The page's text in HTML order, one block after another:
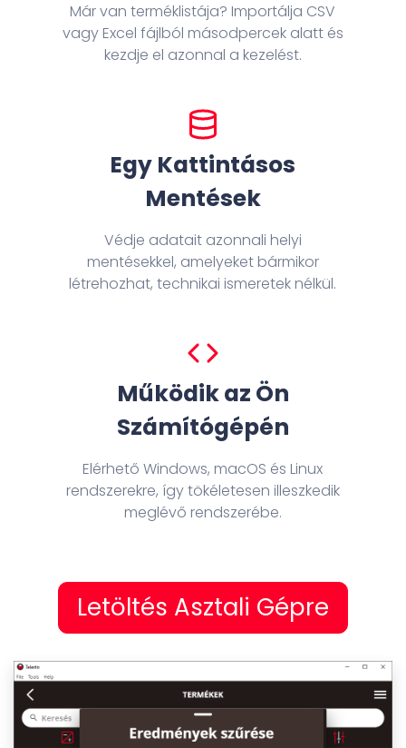
Már van terméklistája? Importálja CSV
vagy Excel fájlból másodpercek alatt és
kezdje el azonnal a kezelést.
Egy Kattintásos
Mentések
Védje adatait azonnali helyi
mentésekkel, amelyeket bármikor
létrehozhat, technikai ismeretek nélkül.
Működik az Ön
Számítógépén
Elérhető Windows, macOS és Linux
rendszerekre, így tökéletesen illeszkedik
meglévő rendszerébe.
Letöltés Asztali Gépre